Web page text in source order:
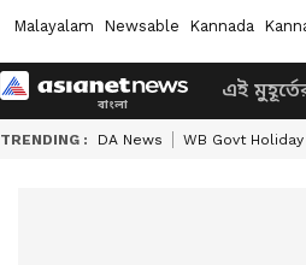
Malayalam Newsable Kannada
এই
TRENDING : DA News WB Govt Holiday